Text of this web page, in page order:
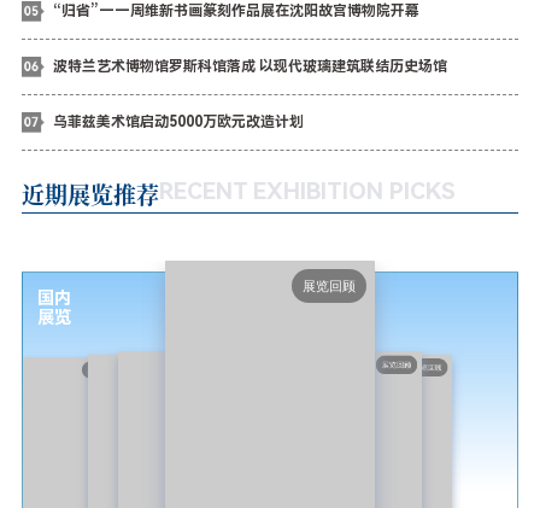
“归省”——周维新书画篆刻作品展在沈阳故宫博物院开幕
波特兰艺术博物馆罗斯科馆落成 以现代玻璃建筑联结历史场馆
乌菲兹美术馆启动5000万欧元改造计划
近期展览推荐RECENT EXHIBITION PICKS
国内
展览
展览回顾
展览回顾 展览回顾